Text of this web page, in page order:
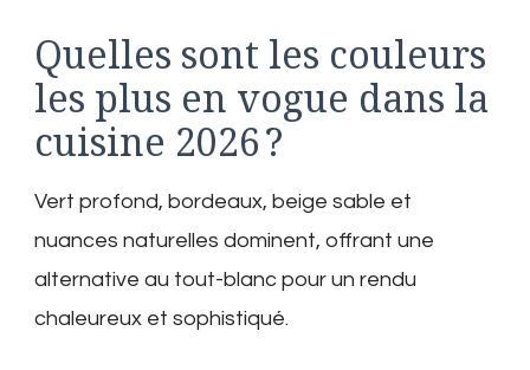
Quelles sont les couleurs
les plus en vogue dans la
cuisine 2026 ?
Vert profond, bordeaux, beige sable et
nuances naturelles dominent, offrant une
alternative au tout-blanc pour un rendu
chaleureux et sophistiqué.